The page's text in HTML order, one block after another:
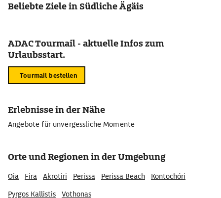
Beliebte Ziele in Südliche Ägäis
ADAC Tourmail - aktuelle Infos zum
Urlaubsstart.
Tourmail bestellen
Erlebnisse in der Nähe
Angebote für unvergessliche Momente
Orte und Regionen in der Umgebung
Oia Fira Akrotiri Perissa Perissa Beach
Kontochóri
Pyrgos Kallistis
Vothonas